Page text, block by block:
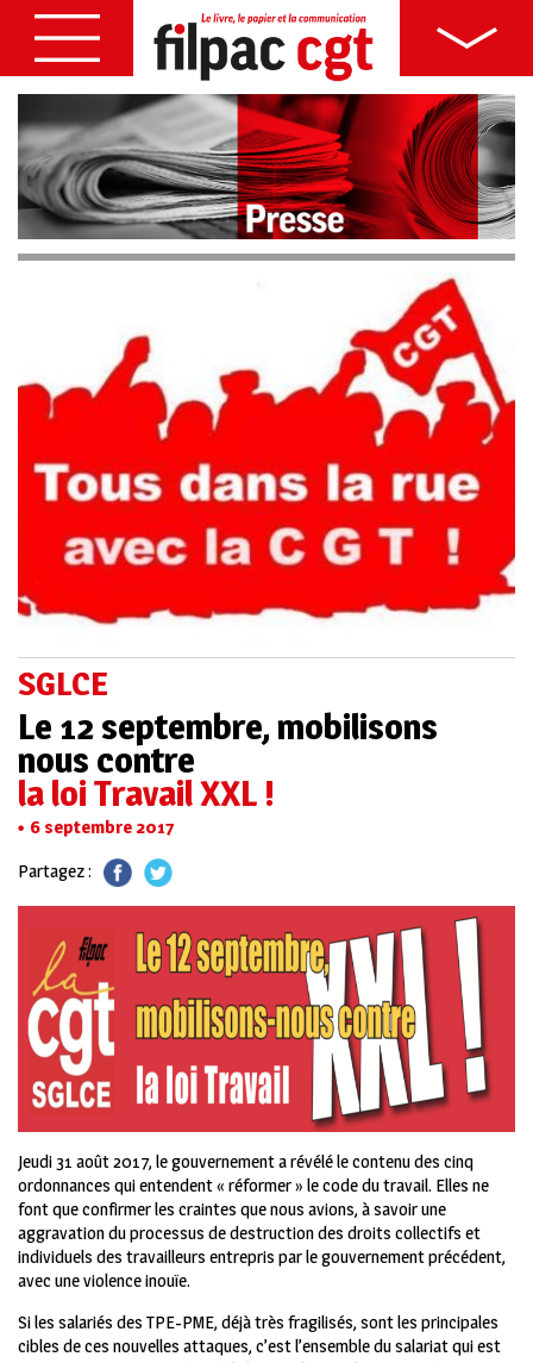
SGLCE
Le 12 septembre, mobilisons
nous contre
la loi Travail XXL !
6 septembre 2017
Partagez :
Jeudi 31 août 2017, le gouvernement a révélé le contenu des cinq
ordonnances qui entendent « réformer » le code du travail. Elles ne
font que confirmer les craintes que nous avions, à savoir une
aggravation du processus de destruction des droits collectifs et
individuels des travailleurs entrepris par le gouvernement précédent,
avec une violence inouïe.
Si les salariés des TPE-PME, déjà très fragilisés, sont les principales
cibles de ces nouvelles attaques, c’est l’ensemble du salariat qui est